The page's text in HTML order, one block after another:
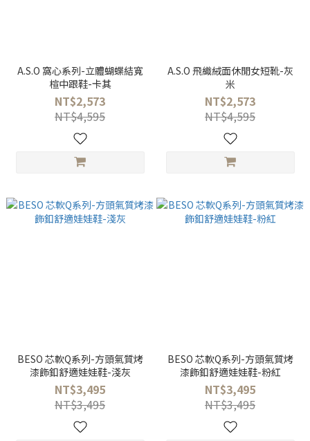
A.S.O 窩心系列-立體蝴蝶結寬
楦中跟鞋-卡其
NT$2,573
NT$4,595
A.S.O 飛織絨面休閒女短靴-灰
米
NT$2,573
NT$4,595
BESO 芯軟Q系列-方頭氣質烤
漆飾釦舒適娃娃鞋-淺灰
NT$3,495
NT$3,495
BESO 芯軟Q系列-方頭氣質烤
漆飾釦舒適娃娃鞋-粉紅
NT$3,495
NT$3,495